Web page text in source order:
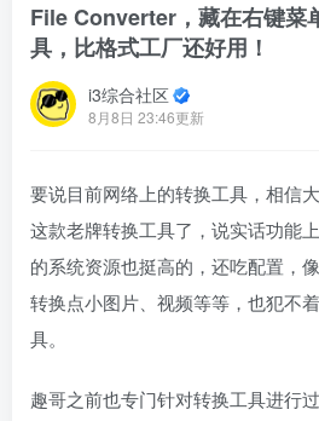
File Converter，藏在右键菜
具，比格式工厂还好用！
i3综合社区
8月8日 23:46更新
要说目前网络上的转换工具，相信
这款老牌转换工具了，说实话功能
的系统资源也挺高的，还吃配置，
转换点小图片、视频等等，也犯不
具。
趣哥之前也专门针对转换工具进行